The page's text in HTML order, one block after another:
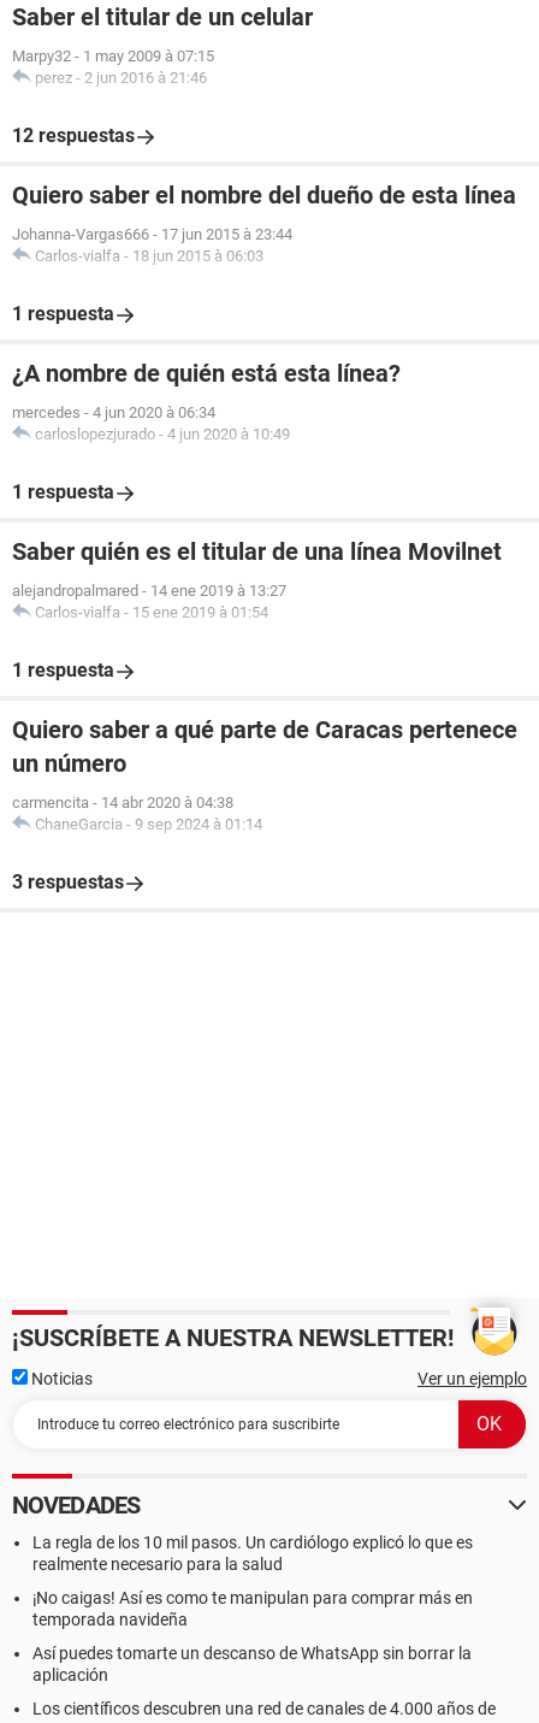
Saber el titular de un celular
Marpy32 - 1 may 2009 à 07:15
perez - 2 jun 2016 à 21:46
12 respuestas
Quiero saber el nombre del dueño de esta línea
Johanna-Vargas666 - 17 jun 2015 à 23:44
Carlos-vialfa - 18 jun 2015 à 06:03
1 respuesta
¿A nombre de quién está esta línea?
mercedes - 4 jun 2020 à 06:34
carloslopezjurado - 4 jun 2020 à 10:49
1 respuesta
Saber quién es el titular de una línea Movilnet
alejandropalmared - 14 ene 2019 à 13:27
Carlos-vialfa - 15 ene 2019 à 01:54
1 respuesta
Quiero saber a qué parte de Caracas pertenece
un número
carmencita - 14 abr 2020 à 04:38
ChaneGarcia - 9 sep 2024 à 01:14
3 respuestas
¡SUSCRÍBETE A NUESTRA NEWSLETTER!
Noticias Ver un ejemplo
NOVEDADES
La regla de los 10 mil pasos. Un cardiólogo explicó lo que es
realmente necesario para la salud
¡No caigas! Así es como te manipulan para comprar más en
temporada navideña
Así puedes tomarte un descanso de WhatsApp sin borrar la
aplicación
Los científicos descubren una red de canales de 4.000 años de